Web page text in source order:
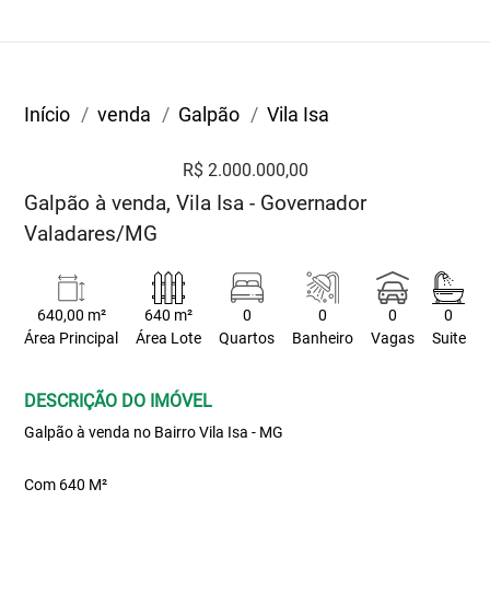
Início venda Galpão Vila Isa
R$ 2.000.000,00
Galpão à venda, Vila Isa - Governador
Valadares/MG
640,00 m²
Área Principal
640 m²
Área Lote
0
Quartos
0
Banheiro
0
Vagas
0
Suite
DESCRIÇÃO DO IMÓVEL
Galpão à venda no Bairro Vila Isa - MG
Com 640 M²